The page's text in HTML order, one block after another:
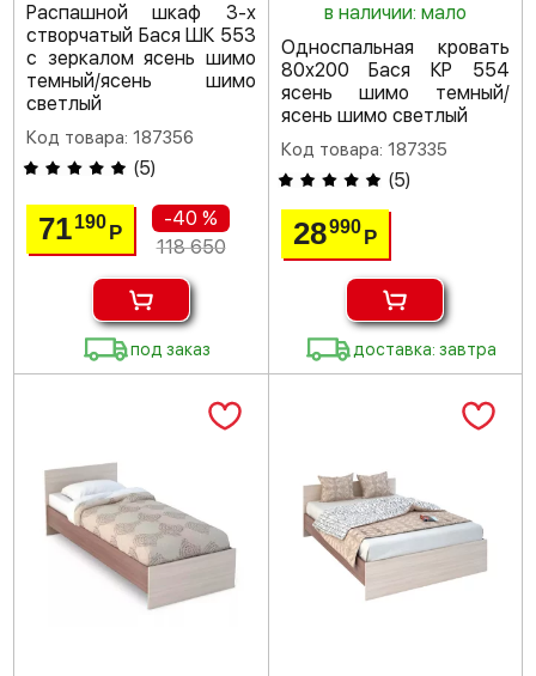
Распашной шкаф 3-х
створчатый Бася ШК 553
с зеркалом ясень шимо
темный/ясень шимо
светлый
Код товара: 187356
(5)
71190Р
-40 %
118 650
под заказ
в наличии: мало
Односпальная кровать
80х200 Бася КР 554
ясень шимо темный/
ясень шимо светлый
Код товара: 187335
(5)
28990 Р
доставка: завтра